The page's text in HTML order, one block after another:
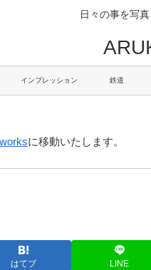
日々の事を写
インプレッション 鉄道
に移動いたします。
はてブ LINE